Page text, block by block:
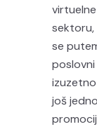
sektoru,
se
još